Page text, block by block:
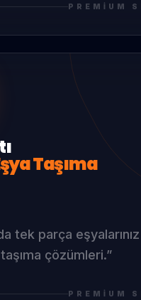
PREMIUM
Taşıma
tek parça
çözümleri.”
PREMIUM